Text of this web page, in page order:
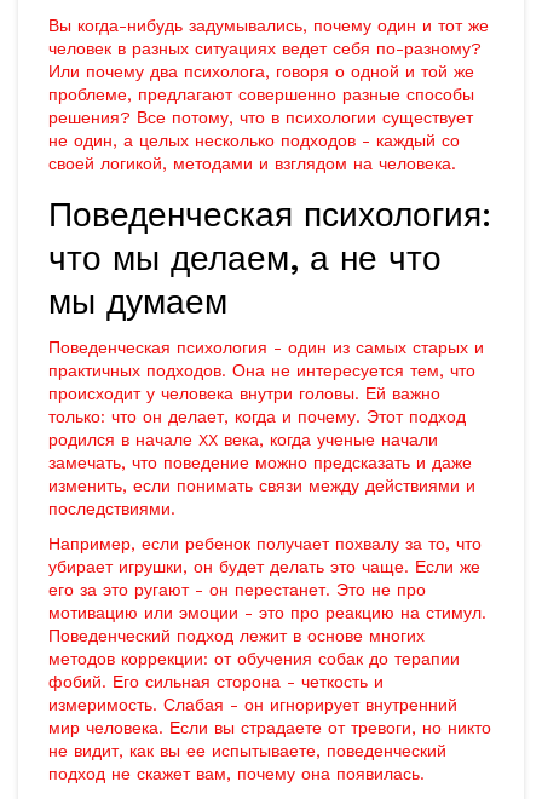
Вы когда-нибудь задумывались, почему один и тот же
человек в разных ситуациях ведет себя по-разному?
Или почему два психолога, говоря о одной и той же
проблеме, предлагают совершенно разные способы
решения? Все потому, что в психологии существует
не один, а целых несколько подходов - каждый со
своей логикой, методами и взглядом на человека.
Поведенческая психология:
что мы делаем, а не что
мы думаем
Поведенческая психология - один из самых старых и
практичных подходов. Она не интересуется тем, что
происходит у человека внутри головы. Ей важно
только: что он делает, когда и почему. Этот подход
родился в начале XX века, когда ученые начали
замечать, что поведение можно предсказать и даже
изменить, если понимать связи между действиями и
последствиями.
Например, если ребенок получает похвалу за то, что
убирает игрушки, он будет делать это чаще. Если же
его за это ругают - он перестанет. Это не про
мотивацию или эмоции - это про реакцию на стимул.
Поведенческий подход лежит в основе многих
методов коррекции: от обучения собак до терапии
фобий. Его сильная сторона - четкость и
измеримость. Слабая - он игнорирует внутренний
мир человека. Если вы страдаете от тревоги, но никто
не видит, как вы ее испытываете, поведенческий
подход не скажет вам, почему она появилась.